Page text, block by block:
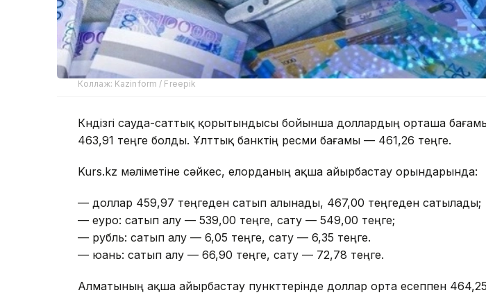
Коллаж: Kazinform / Freepik
Күндізгі сауда-саттық қорытындысы бойынша доллардың орташа бағамы
463,91 теңге болды. Ұлттық банктің ресми бағамы — 461,26 теңге.
Kurs.kz мәліметіне сәйкес, елорданың ақша айырбастау орындарында:
— доллар 459,97 теңгеден сатып алынады, 467,00 теңгеден сатылады;
— еуро: сатып алу — 539,00 теңге, сату — 549,00 теңге;
— рубль: сатып алу — 6,05 теңге, сату — 6,35 теңге.
— юань: сатып алу — 66,90 теңге, сату — 72,78 теңге.
Алматының ақша айырбастау пункттерінде доллар орта есеппен